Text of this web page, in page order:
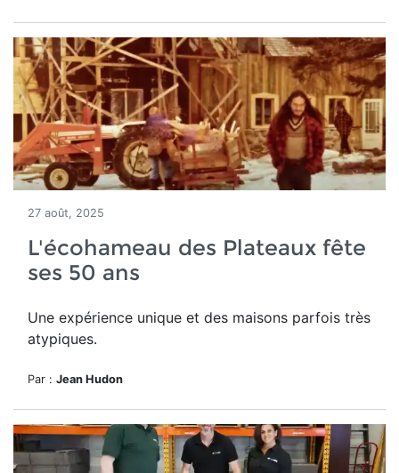
27 août, 2025
L'écohameau des Plateaux fête
ses 50 ans
Une expérience unique et des maisons parfois très
atypiques.
Par : Jean Hudon